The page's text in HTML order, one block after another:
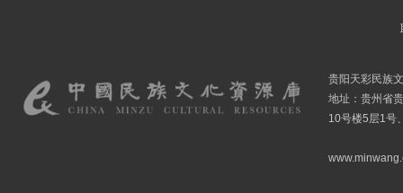
贵阳天彩民族
地址：贵州省
10号楼5层1号